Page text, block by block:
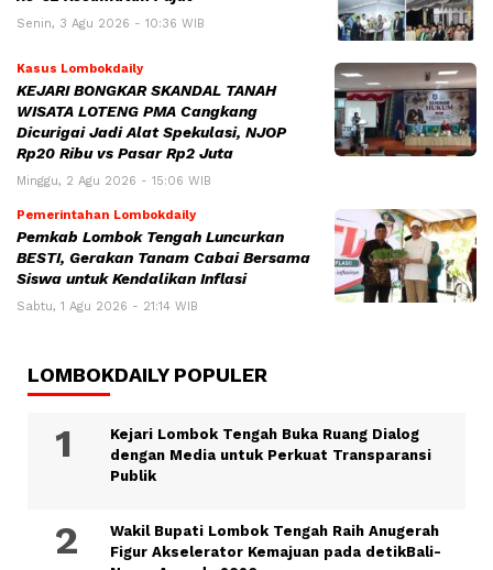
Senin, 3 Agu 2026 - 10:36 WIB
Kasus Lombokdaily
KEJARI BONGKAR SKANDAL TANAH
WISATA LOTENG PMA Cangkang
Dicurigai Jadi Alat Spekulasi, NJOP
Rp20 Ribu vs Pasar Rp2 Juta
Minggu, 2 Agu 2026 - 15:06 WIB
Pemerintahan Lombokdaily
Pemkab Lombok Tengah Luncurkan
BESTI, Gerakan Tanam Cabai Bersama
Siswa untuk Kendalikan Inflasi
Sabtu, 1 Agu 2026 - 21:14 WIB
LOMBOKDAILY POPULER
Kejari Lombok Tengah Buka Ruang Dialog
dengan Media untuk Perkuat Transparansi
Publik
Wakil Bupati Lombok Tengah Raih Anugerah
Figur Akselerator Kemajuan pada detikBali-